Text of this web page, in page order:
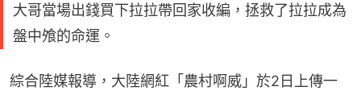
大哥當場出錢買下拉拉帶回家收編，拯救了拉拉成為
盤中飧的命運。
綜合陸媒報導，大陸網紅「農村啊威」於2日上傳一